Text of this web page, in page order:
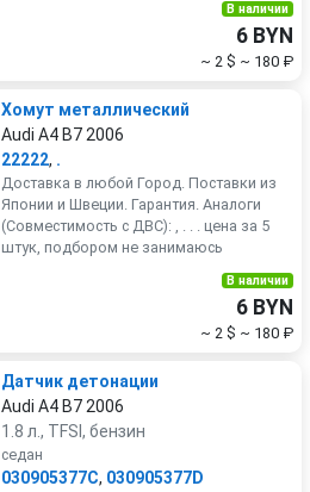
В наличии
6 BYN
~ 2 $ ~ 180 ₽
Хомут металлический
Audi A4 B7 2006
22222, .
Доставка в любой Город. Поставки из
Японии и Швеции. Гарантия. Аналоги
(Совместимость с ДВС): , . . . цена за 5
штук, подбором не занимаюсь
В наличии
6 BYN
~ 2 $ ~ 180 ₽
Датчик детонации
Audi A4 B7 2006
1.8 л., TFSI, бензин
седан
030905377C, 030905377D